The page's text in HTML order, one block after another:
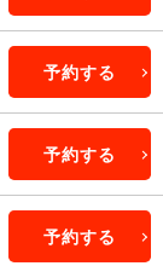
予約する
予約する
予約する